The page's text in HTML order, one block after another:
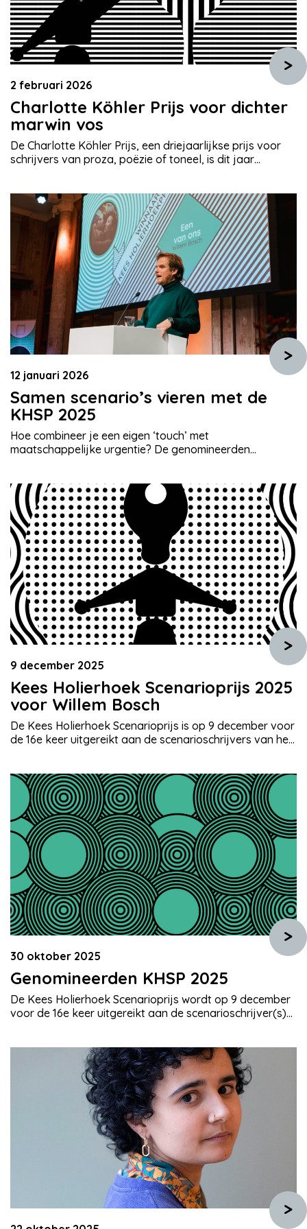
>
2 februari 2026
Charlotte Köhler Prijs voor dichter
marwin vos
De Charlotte Köhler Prijs, een driejaarlijkse prijs voor
schrijvers van proza, poëzie of toneel, is dit jaar
haar gehele oeuvre en in het bijzonder voor de
dichtbundel wilde dood. De jury bestond uit de dichters
Alara Adilow, Hannah van Binsbergen […]
>
12 januari 2026
Samen scenario’s vieren met de
KHSP 2025
Hoe combineer je een eigen ‘touch’ met
maatschappelijke urgentie? De genomineerden
gonst 9 december 2025 zo dat het moderator Eva
Koreman even kost om iedereen stil te krijgen. Dan
trapt ze af met een speciaal warm welkom voor […]
>
9 december 2025
Kees Holierhoek Scenarioprijs 2025
voor Willem Bosch
De Kees Holierhoek Scenarioprijs is op 9 december voor
de 16e keer uitgereikt aan de scenarioschrijvers van het
Willem Bosch, schrijver van Een van ons. Deze miniserie
van 6 afleveringen, geïnspireerd op de moord op
Marianne Vaatstra, werd geproduceerd door […]
>
30 oktober 2025
Genomineerden KHSP 2025
De Kees Holierhoek Scenarioprijs wordt op 9 december
voor de 16e keer uitgereikt aan de scenarioschrijver(s)
de Kees Holierhoek Scenarioprijs één van de grootste
scenarioprijzen in het Nederlands taalgebied. In
aanmerking komen oorspronkelijk Nederlandse series
die tussen 2023 en […]
>